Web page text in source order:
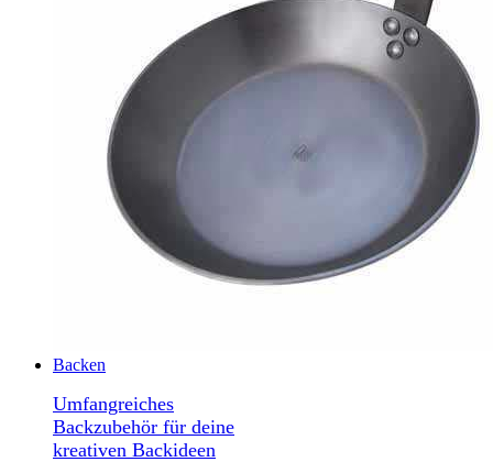
Backen
Umfangreiches
Backzubehör für deine
kreativen Backideen